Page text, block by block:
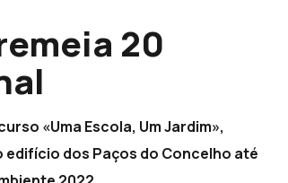
20
«Uma Escola, Um Jardim»,
dos Paços do Concelho até